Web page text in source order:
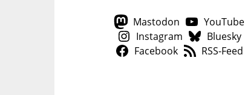
Mastodon
YouTube
Instagram
Bluesky
Facebook
RSS-Feed